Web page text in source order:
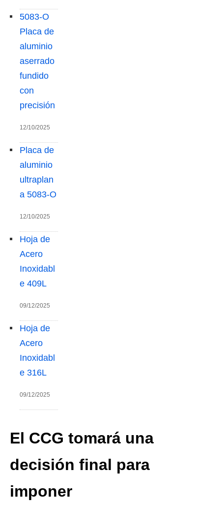
5083-O
Placa de
aluminio
aserrado
fundido
con
precisión
12/10/2025
Placa de
aluminio
ultraplan
a 5083-O
12/10/2025
Hoja de
Acero
Inoxidabl
e 409L
09/12/2025
Hoja de
Acero
Inoxidabl
e 316L
09/12/2025
El CCG tomará una
decisión final para
imponer